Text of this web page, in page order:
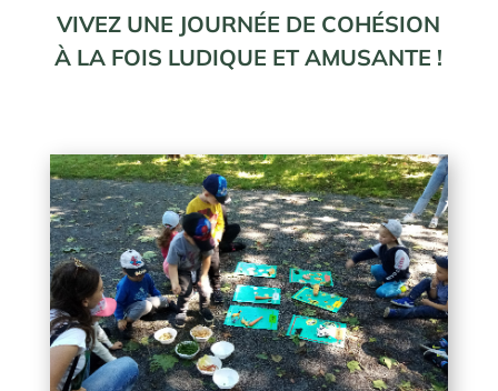
VIVEZ UNE JOURNÉE DE COHÉSION
À LA FOIS LUDIQUE ET AMUSANTE !